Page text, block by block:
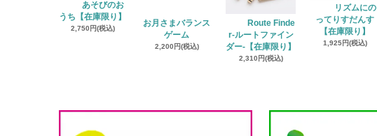
あそびのお
うち【在庫限り】
2,750円(税込)
お月さまバランス
ゲーム
2,200円(税込)
Route Finde
r‐ルートファイン
ダー‐【在庫限り】
2,310円(税込)
リズムにの
ってりすだんす
【在庫限り】
1,925円(税込)